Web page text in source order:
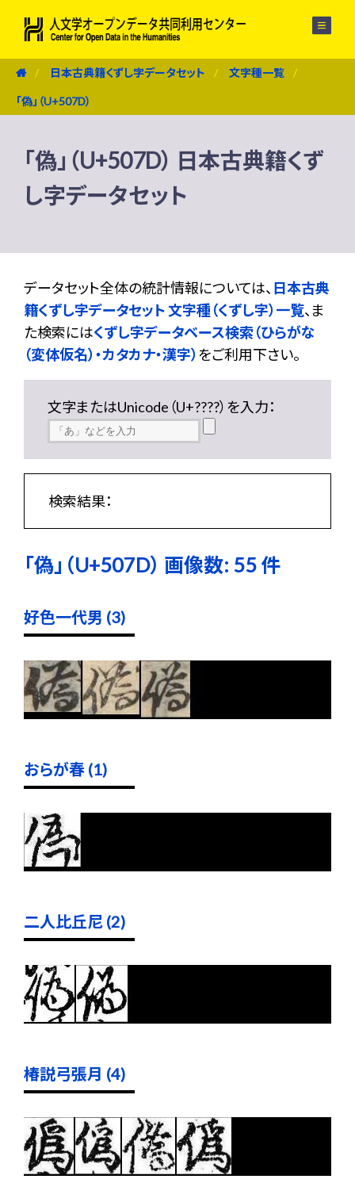
日本古典籍くずし字データセット 文字種一覧
「偽」（U+507D）
「偽」（U+507D） 日本古典籍くず
し字データセット
データセット全体の統計情報については、 日本古典
籍くずし字データセット 文字種（くずし字）一覧、ま
た検索にはくずし字データベース検索（ひらがな
（変体仮名）・カタカナ・漢字） をご利用下さい。
文字またはUnicode（U+????）を入力：
検索結果：
「偽」（U+507D） 画像数: 55 件
好色一代男 (3)
おらが春 (1)
二人比丘尼 (2)
椿説弓張月 (4)